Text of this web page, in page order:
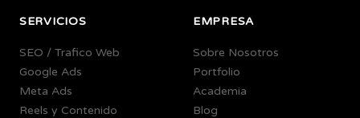
SERVICIOS
SEO / Trafico Web
Google Ads
Meta Ads
Reels y Contenido
EMPRESA
Sobre Nosotros
Portfolio
Academia
Blog